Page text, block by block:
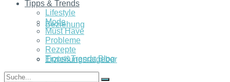
Beziehung
Erziehungsratgeber
Tipps & Trends
Lifestyle
Mode
Must Have
Probleme
Rezepte
Tipps&Trends Blog